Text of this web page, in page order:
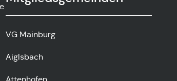
VG Mainburg
Aiglsbach